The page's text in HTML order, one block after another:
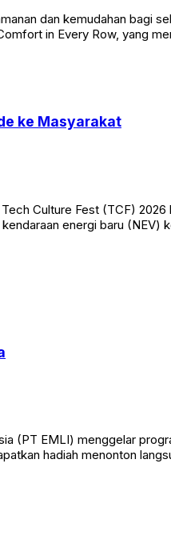
dan kemudahan bagi
in Every Row, yang
ke Masyarakat
Culture Fest (TCF) 2026
energi baru (NEV)
(PT EMLI) menggelar
hadiah menonton